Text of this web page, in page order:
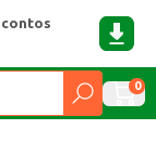
0